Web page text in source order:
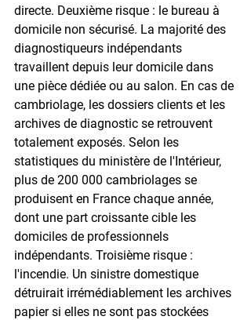
directe. Deuxième risque : le bureau à
domicile non sécurisé. La majorité des
diagnostiqueurs indépendants
travaillent depuis leur domicile dans
une pièce dédiée ou au salon. En cas de
cambriolage, les dossiers clients et les
archives de diagnostic se retrouvent
totalement exposés. Selon les
statistiques du ministère de l'Intérieur,
plus de 200 000 cambriolages se
produisent en France chaque année,
dont une part croissante cible les
domiciles de professionnels
indépendants. Troisième risque :
l'incendie. Un sinistre domestique
détruirait irrémédiablement les archives
papier si elles ne sont pas stockées